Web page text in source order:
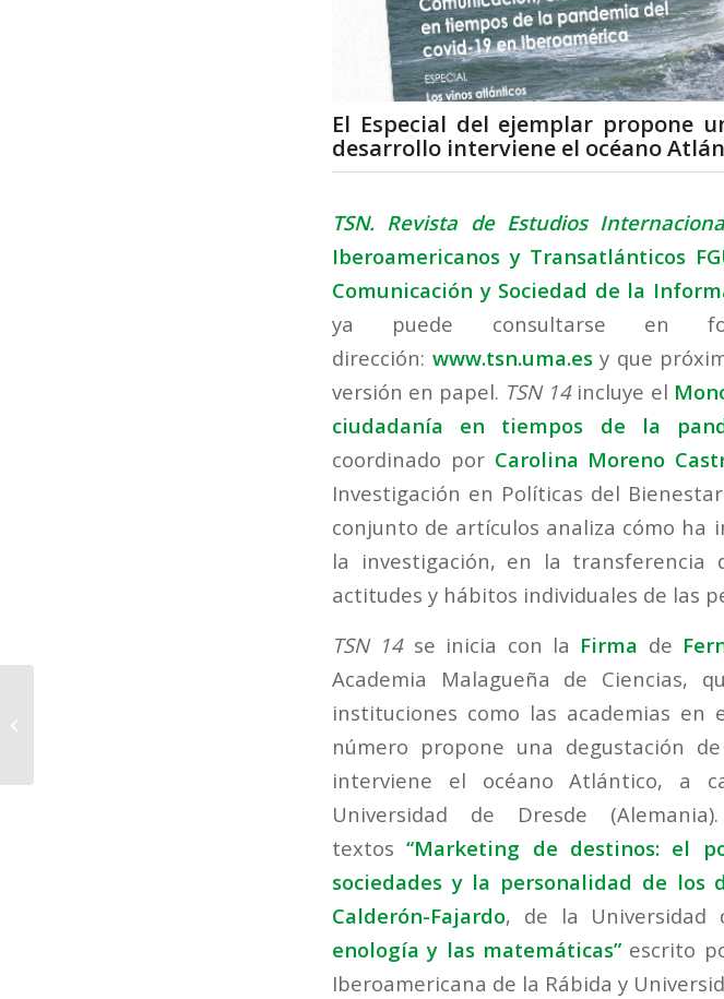
El Especial del ejemplar propone
desarrollo interviene el océano
TSN. Revista de Estudios
Iberoamericanos y Transatlánticos
Comunicación y Sociedad de la
ya puede consultarse en
dirección: www.tsn.uma.esy que
versión en papel. TSN 14 incluye el
ciudadanía en tiempos de la
coordinado por Carolina Moreno
Investigación en Políticas del
conjunto de artículos analiza cómo ha
la investigación, en la transferencia
actitudes y hábitos individuales de las
TSN 14 se inicia con la Firma de
Academia Malagueña de Ciencias,
instituciones como las academias en
número propone una degustación
interviene el océano Atlántico, a
Universidad de Dresde
textos“Marketing de destinos: el
sociedades y la personalidad de los
Calderón-Fajardo, de la
enología y las matemáticas” escrito
Iberoamericana de la Rábida y